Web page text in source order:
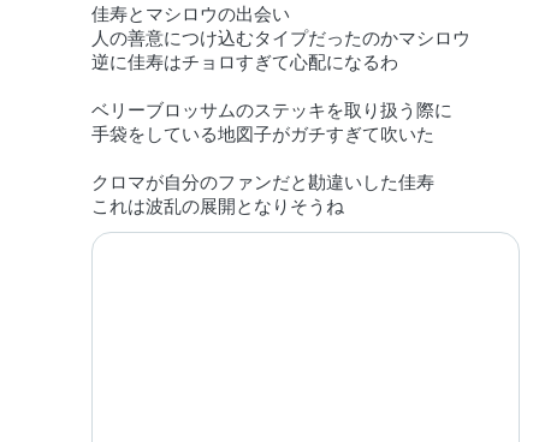
佳寿とマシロウの出会い
人の善意につけ込むタイプだったのかマシロウ
逆に佳寿はチョロすぎて心配になるわ
ベリーブロッサムのステッキを取り扱う際に
手袋をしている地図子がガチすぎて吹いた
クロマが自分のファンだと勘違いした佳寿
これは波乱の展開となりそうね